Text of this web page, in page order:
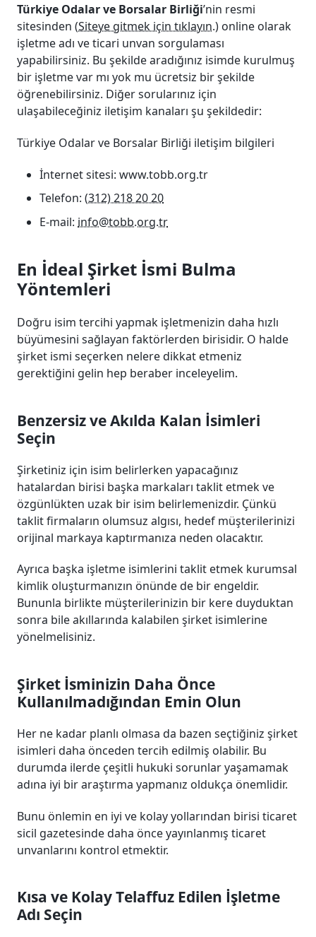
Türkiye Odalar ve Borsalar Birliği’nin resmi
sitesinden (Siteye gitmek için tıklayın.) online olarak
işletme adı ve ticari unvan sorgulaması
yapabilirsiniz. Bu şekilde aradığınız isimde kurulmuş
bir işletme var mı yok mu ücretsiz bir şekilde
öğrenebilirsiniz. Diğer sorularınız için
ulaşabileceğiniz iletişim kanaları şu şekildedir:
Türkiye Odalar ve Borsalar Birliği iletişim bilgileri
İnternet sitesi: www.tobb.org.tr
Telefon: (312) 218 20 20
E-mail: info@tobb.org.tr
En İdeal Şirket İsmi Bulma
Yöntemleri
Doğru isim tercihi yapmak işletmenizin daha hızlı
büyümesini sağlayan faktörlerden birisidir. O halde
şirket ismi seçerken nelere dikkat etmeniz
gerektiğini gelin hep beraber inceleyelim.
Benzersiz ve Akılda Kalan İsimleri
Seçin
Şirketiniz için isim belirlerken yapacağınız
hatalardan birisi başka markaları taklit etmek ve
özgünlükten uzak bir isim belirlemenizdir. Çünkü
taklit firmaların olumsuz algısı, hedef müşterilerinizi
orijinal markaya kaptırmanıza neden olacaktır.
Ayrıca başka işletme isimlerini taklit etmek kurumsal
kimlik oluşturmanızın önünde de bir engeldir.
Bununla birlikte müşterilerinizin bir kere duyduktan
sonra bile akıllarında kalabilen şirket isimlerine
yönelmelisiniz.
Şirket İsminizin Daha Önce
Kullanılmadığından Emin Olun
Her ne kadar planlı olmasa da bazen seçtiğiniz şirket
isimleri daha önceden tercih edilmiş olabilir. Bu
durumda ilerde çeşitli hukuki sorunlar yaşamamak
adına iyi bir araştırma yapmanız oldukça önemlidir.
Bunu önlemin en iyi ve kolay yollarından birisi ticaret
sicil gazetesinde daha önce yayınlanmış ticaret
unvanlarını kontrol etmektir.
Kısa ve Kolay Telaffuz Edilen İşletme
Adı Seçin